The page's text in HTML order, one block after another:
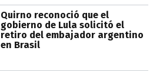
Quirno reconoció que el
gobierno de Lula solicitó el
retiro del embajador argentino
en Brasil